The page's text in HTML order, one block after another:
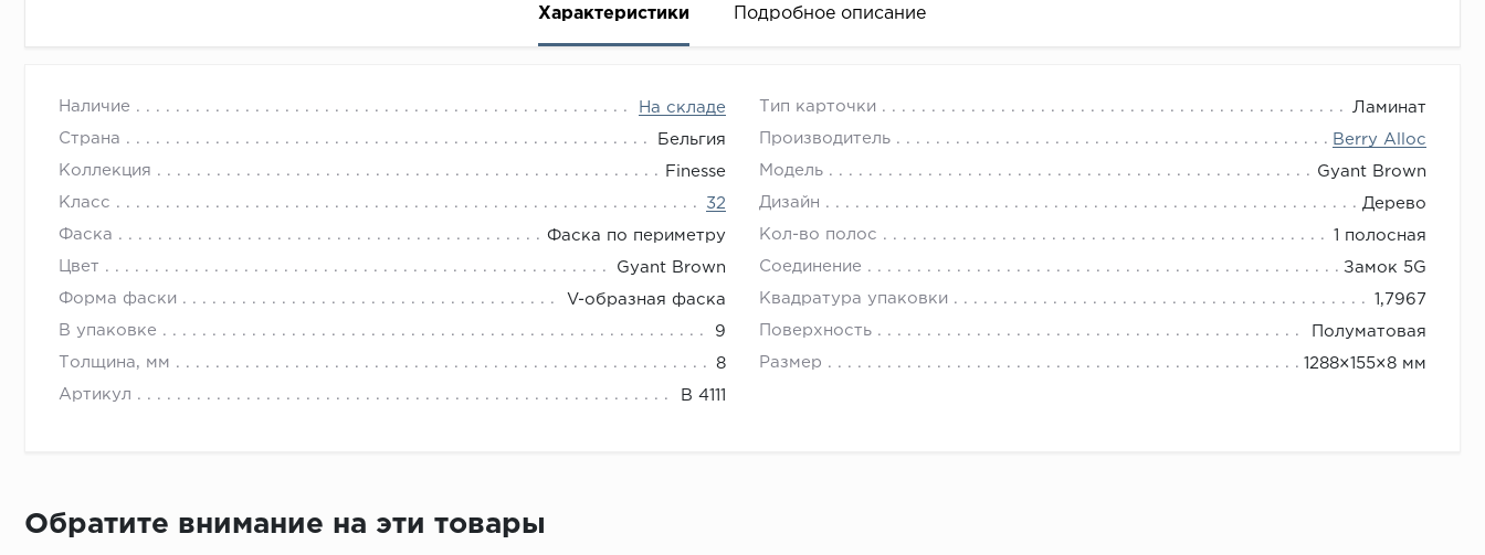
Характеристики Подробное описание
Наличие На складе Тип карточки Ламинат
Страна Бельгия Производитель Berry Alloc
Коллекция Finesse Модель Gyant Brown
Класс 32 Дизайн Дерево
Фаска Фаска по периметру Кол-во полос 1 полосная
Цвет Gyant Brown Соединение Замок 5G
Форма фаски V-образная фаска Квадратура упаковки 1,7967
В упаковке 9 Поверхность Полуматовая
Толщина, мм 8 Размер 1288×155×8 мм
Артикул B 4111
Обратите внимание на эти товары